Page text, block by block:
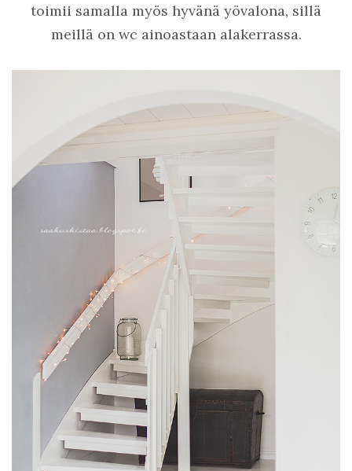
toimii samalla myös hyvänä yövalona, sillä
meillä on wc ainoastaan alakerrassa.